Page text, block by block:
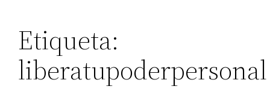
Etiqueta:
liberatupoderpersonal